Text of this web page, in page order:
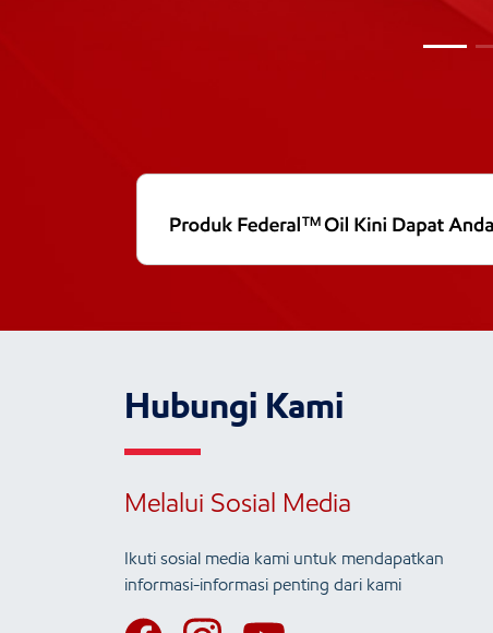
Hubungi Kami
Melalui Sosial Media
Ikuti sosial media kami untuk mendapatkan
informasi-informasi penting dari kami